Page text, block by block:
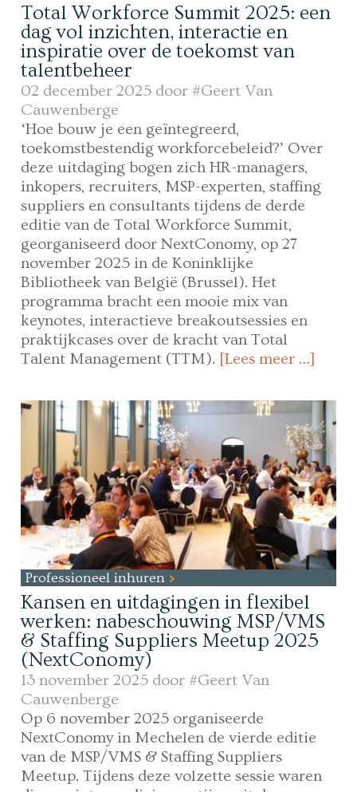
Total Workforce Summit 2025: een
dag vol inzichten, interactie en
inspiratie over de toekomst van
talentbeheer
02 december 2025 door #Geert Van
Cauwenberge
‘Hoe bouw je een geïntegreerd,
toekomstbestendig workforcebeleid?’ Over
deze uitdaging bogen zich HR-managers,
inkopers, recruiters, MSP-experten, staffing
suppliers en consultants tijdens de derde
editie van de Total Workforce Summit,
georganiseerd door NextConomy, op 27
november 2025 in de Koninklijke
Bibliotheek van België (Brussel). Het
programma bracht een mooie mix van
keynotes, interactieve breakoutsessies en
praktijkcases over de kracht van Total
Talent Management (TTM). [Lees meer …]
Professioneel inhuren
Kansen en uitdagingen in flexibel
werken: nabeschouwing MSP/VMS
& Staffing Suppliers Meetup 2025
(NextConomy)
13 november 2025 door #Geert Van
Cauwenberge
Op 6 november 2025 organiseerde
NextConomy in Mechelen de vierde editie
van de MSP/VMS & Staffing Suppliers
Meetup. Tijdens deze volzette sessie waren